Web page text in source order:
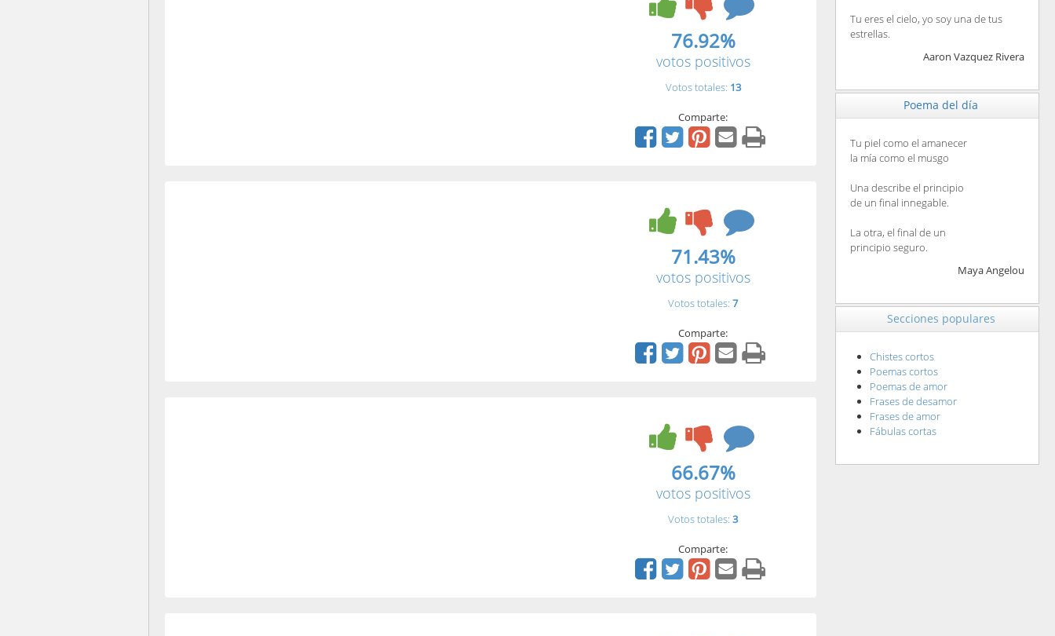
76.92%
votos positivos
Votos totales: 13
Comparte:
71.43%
votos positivos
Votos totales: 7
Comparte:
66.67%
votos positivos
Votos totales: 3
Comparte:
Tu eres el cielo, yo soy una de tus
estrellas.
Aaron Vazquez Rivera
Poema del día
Tu piel como el amanecer
la mía como el musgo
Una describe el principio
de un final innegable.
La otra, el final de un
principio seguro.
Maya Angelou
Secciones populares
Chistes cortos
Poemas cortos
Poemas de amor
Frases de desamor
Frases de amor
Fábulas cortas